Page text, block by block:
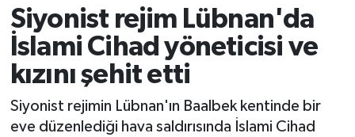
Siyonist rejim Lübnan'da
İslami Cihad yöneticisi ve
kızını şehit etti
Siyonist rejimin Lübnan'ın Baalbek kentinde bir
eve düzenlediği hava saldırısında İslami Cihad
Eği̇ti̇m
Resmi İlanlar
Sağlık
Süper Lig Puan Durumu ve Fikstür
Tüm Manşetler
Son Dakika Haberleri